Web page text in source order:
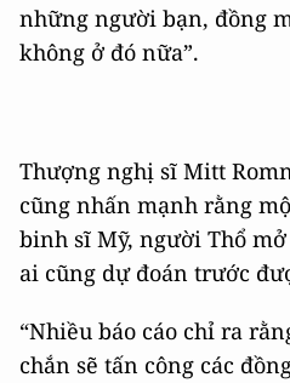
những người bạn, đồng
không ở đó nữa”.
Thượng nghị sĩ Mitt
cũng nhấn mạnh rằng
binh sĩ Mỹ, người Thổ
ai cũng dự đoán trước
“Nhiều báo cáo chỉ ra
chắn sẽ tấn công các